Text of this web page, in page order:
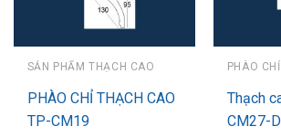
SẢN PHẨM THẠCH CAO
PHÀO CHỈ THẠCH CAO
TP-CM19
Thạch
CM27-